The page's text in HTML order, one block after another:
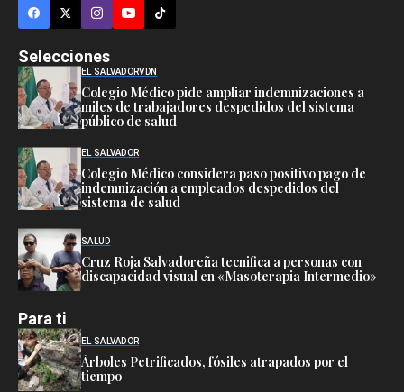
Selecciones
EL SALVADORVDN
Colegio Médico pide ampliar indemnizaciones a
miles de trabajadores despedidos del sistema
público de salud
EL SALVADOR
Colegio Médico considera paso positivo pago de
indemnización a empleados despedidos del
sistema de salud
SALUD
Cruz Roja Salvadoreña tecnifica a personas con
discapacidad visual en «Masoterapia Intermedio»
Para ti
EL SALVADOR
Árboles Petrificados, fósiles atrapados por el
tiempo